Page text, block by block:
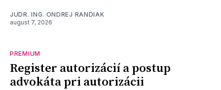
JUDR. ING. ONDREJ RANDIAK
august 7, 2026
PREMIUM
Register autorizácií a postup
advokáta pri autorizácii